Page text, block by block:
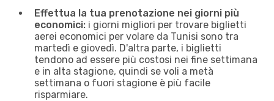
Effettua la tua prenotazione nei giorni più
economici: i giorni migliori per trovare biglietti
aerei economici per volare da Tunisi sono tra
martedì e giovedì. D'altra parte, i biglietti
tendono ad essere più costosi nei fine settimana
e in alta stagione, quindi se voli a metà
settimana o fuori stagione è più facile
risparmiare.